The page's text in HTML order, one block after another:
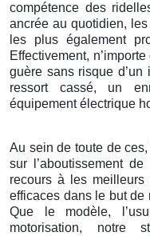
compétence des
ancrée au quotidien,
les plus également
Effectivement,
guère sans risque d’un
ressort cassé, un
équipement électrique
Au sein de toute de
sur l’aboutissement
recours à les
efficaces dans le but de
Que le modèle,
motorisation, notre